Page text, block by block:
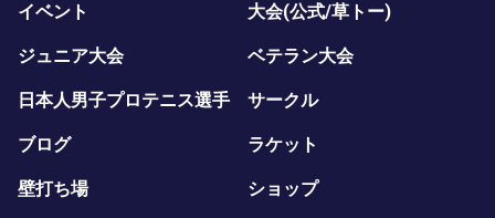
イベント 大会(公式/草トー)
ジュニア大会 ベテラン大会
日本人男子プロテニス選手 サークル
ブログ ラケット
壁打ち場 ショップ